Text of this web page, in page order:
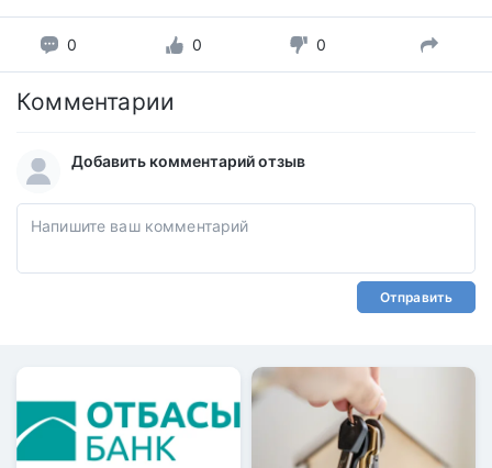
0 0 0
Комментарии
Добавить комментарий отзыв
Отправить